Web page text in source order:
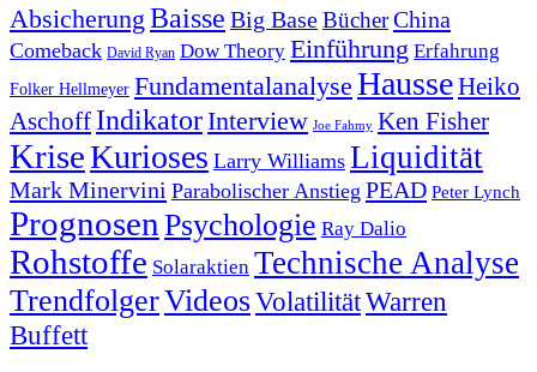
Absicherung Baisse Big BaseBücherChina
Comeback David Ryan Dow Theory Einführung Erfahrung
Folker Hellmeyer Fundamentalanalyse HausseHeiko
Aschoff IndikatorInterview Joe Fahmy Ken Fisher
KriseKurioses Larry Williams Liquidität
Mark Minervini Parabolischer Anstieg PEAD Peter Lynch
Prognosen Psychologie Ray Dalio
Rohstoffe Solaraktien Technische Analyse
TrendfolgerVideosVolatilitätWarren
Buffett